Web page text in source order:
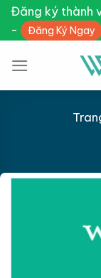
Skip
content
Đăng ký thành
-
Đăng Ký Ngay